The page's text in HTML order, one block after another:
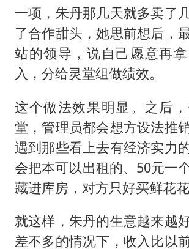
一项，朱丹那几天就多卖了
了合作甜头，她思前想后，
站的领导，说自己愿意再
入，分给灵堂组做绩效。
这个做法效果明显。之后
堂，管理员都会想方设法推
遇到那些看上去有经济实力
会把本可以出租的、50元一
藏进库房，对方只好买鲜花花
就这样，朱丹的生意越来越
差不多的情况下，收入比以